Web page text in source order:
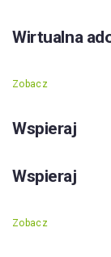
Wirtualna
Zobacz
Wspieraj
Wspieraj
Zobacz